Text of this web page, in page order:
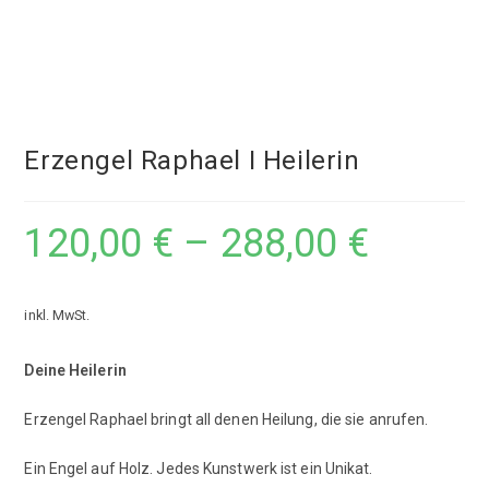
Erzengel Raphael I Heilerin
120,00 € – 288,00 €
inkl. MwSt.
Deine Heilerin
Erzengel Raphael bringt all denen Heilung, die sie anrufen.
Ein Engel auf Holz. Jedes Kunstwerk ist ein Unikat.